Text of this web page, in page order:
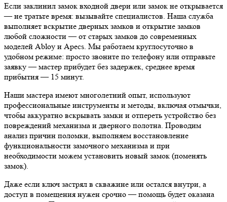
Если заклинил замок входной двери или замок не открывается
— не тратьте время: вызывайте специалистов. Наша служба
выполняет вскрытие дверных замков и открытие замков
любой сложности — от старых замков до современных
моделей Abloy и Apecs. Мы работаем круглосуточно в
удобном режиме: просто звоните по телефону или отправьте
заявку — мастер прибудет без задержек, среднее время
прибытия — 15 минут.
Наши мастера имеют многолетний опыт, используют
профессиональные инструменты и методы, включая отмычки,
чтобы аккуратно вскрывать замки и отпереть устройство без
повреждений механизма и дверного полотна. Проводим
анализ причин поломки, выполняем восстановление
функциональности замочного механизма и при
необходимости можем установить новый замок (поменять
замок).
Даже если ключ застрял в скважине или остался внутри, а
доступ в помещения нужен срочно — помощь будет оказана